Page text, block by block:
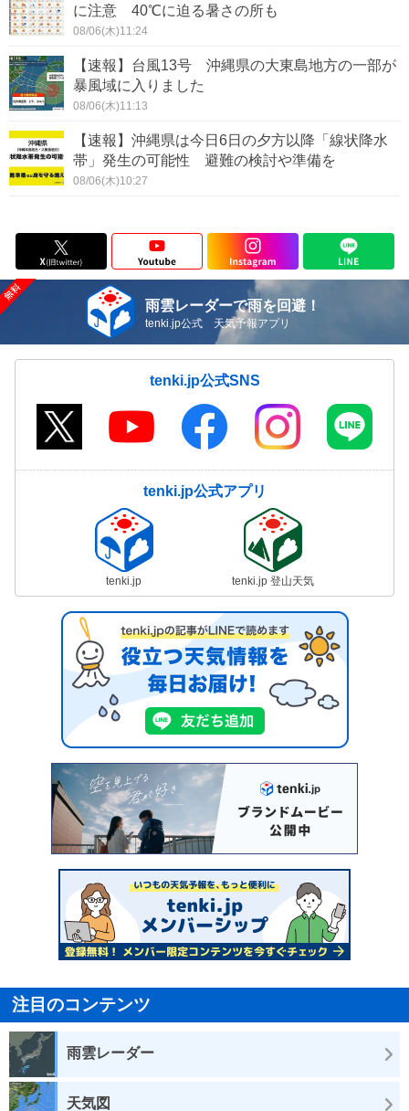
に注意 40℃に迫る暑さの所も
08/06(木)11:24
【速報】台風13号 沖縄県の大東島地方の一部が
暴風域に入りました
08/06(木)11:13
【速報】沖縄県は今日6日の夕方以降「線状降水
帯」発生の可能性 避難の検討や準備を
08/06(木)10:27
雨雲レーダーで雨を回避！
tenki.jp公式 天気予報アプリ
tenki.jp公式SNS
tenki.jp公式アプリ
tenki.jp tenki.jp 登山天気
注目のコンテンツ
雨雲レーダー
天気図